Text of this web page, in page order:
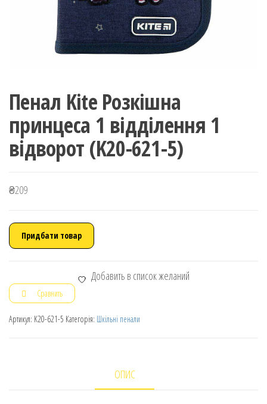
Пенал Kite Розкішна
принцеса 1 відділення 1
відворот (K20-621-5)
₴209
Придбати товар
Добавить в список желаний
Сравнить
Артикул: K20-621-5 Категорія: Шкільні пенали
ОПИС